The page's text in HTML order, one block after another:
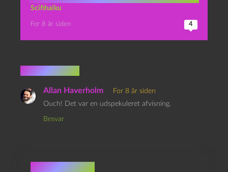
Scifihaiku
For 8 år siden 4
1 kommentar
Allan Haverholm
For 8 år siden
Ouch! Det var en udspekuleret afvisning.
Besvar
Skriv et svar